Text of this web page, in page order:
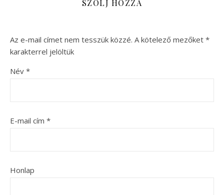
SZÓLJ HOZZÁ
Az e-mail címet nem tesszük közzé. A kötelező mezőket *
karakterrel jelöltük
Név *
E-mail cím *
Honlap